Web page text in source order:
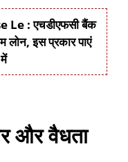
Le : एचडीएफसी बैंक
लोन, इस प्रकार पाएं
और वैधता